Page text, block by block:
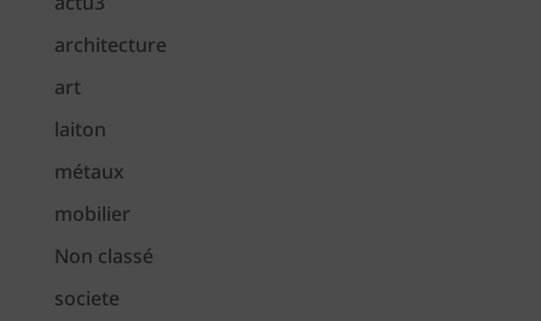
architecture
art
laiton
métaux
mobilier
Non classé
societe